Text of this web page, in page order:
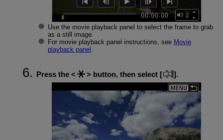
Use the movie playback panel to select the frame to grab
as a still image.
For movie playback panel instructions, see Movie
playback panel
Press the button, then select [ ].